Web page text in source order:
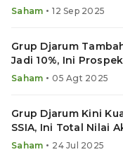
Saham • 12 Sep 2025
Grup Djarum
Jadi 10%, Ini
Saham • 05 Agt 2025
Grup Djarum Kini
SSIA, Ini Total Nilai
Masuk MSCI
Saham • 24 Jul 2025